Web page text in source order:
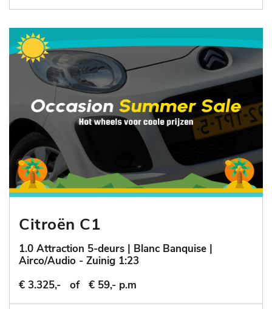
Citroën C1
1.0 Attraction 5-deurs | Blanc Banquise |
Airco/Audio - Zuinig 1:23
€ 3.325,-
of € 59,- p.m